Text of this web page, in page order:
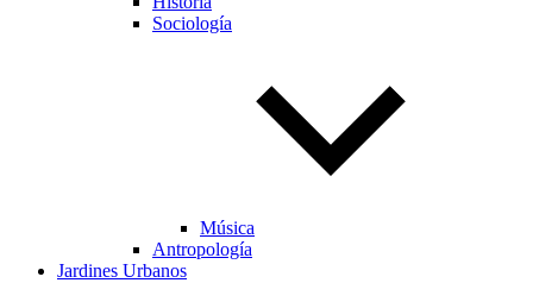
Sociología
Música
Antropología
Jardines Urbanos